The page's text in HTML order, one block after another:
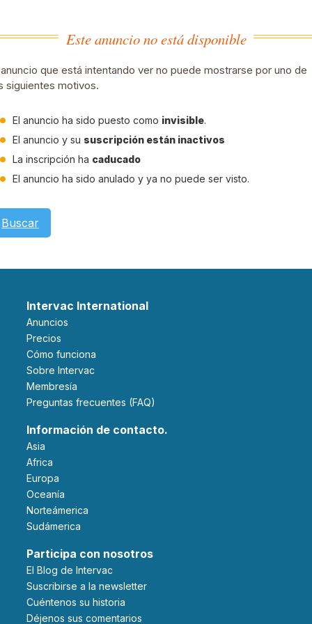
Este anuncio no está disponible
que está intentando ver no puede mostrarse por uno de
siguientes motivos.
El anuncio ha sido puesto como invisible.
El anuncio y su suscripción están inactivos
La inscripción ha caducado
El anuncio ha sido anulado y ya no puede ser visto.
Buscar
Intervac International
Anuncios
Precios
Cómo funciona
Sobre Intervac
Membresía
Preguntas frecuentes (FAQ)
Información de contacto.
Asia
Africa
Europa
Oceanía
Norteámerica
Sudámerica
Participa con nosotros
El Blog de Intervac
Suscribirse a la newsletter
Cuéntenos su historia
Déjenos sus comentarios